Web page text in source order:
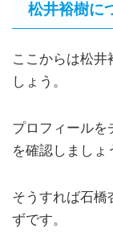
松井裕樹に
ここからは松井
しょう。
プロフィールを
を確認しましょ
そうすれば石橋
ずです。